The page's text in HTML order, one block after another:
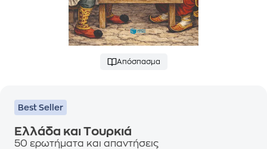
Απόσπασμα
Best Seller
Ελλάδα και Tουρκιά
50 ερωτήματα και απαντήσεις